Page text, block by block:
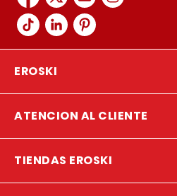
EROSKI
ATENCION AL CLIENTE
TIENDAS EROSKI